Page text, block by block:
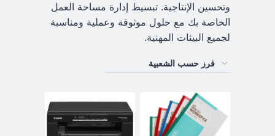
وتحسين الإنتاجية. تبسيط إدارة مساحة العمل
الخاصة بك مع حلول موثوقة وعملية ومناسبة
لجميع البيئات المهنية.